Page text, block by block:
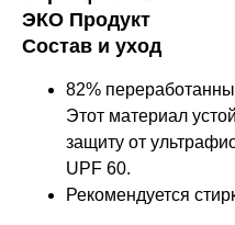
ЭКО Продукт
Состав и уход
82%
Этот материал
защиту от
UPF 60.
Рекомендуется